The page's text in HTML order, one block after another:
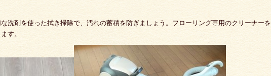
洗剤を使った拭き掃除で、汚れの蓄積を防ぎましょう。フローリング専用のクリーナーを
す。